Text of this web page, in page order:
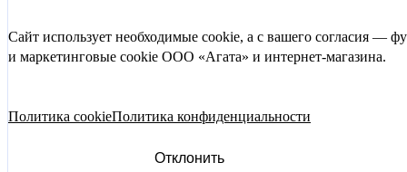
Сайт использует необходимые cookie, а с вашего согласия —
и маркетинговые cookie ООО «Агата» и интернет-магазина.
Политика cookieПолитика конфиденциальности
Отклонить